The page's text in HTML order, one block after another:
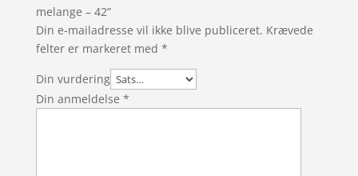
melange – 42”
Din e-mailadresse vil ikke blive publiceret. Krævede
felter er markeret med *
Din vurdering
Din anmeldelse *